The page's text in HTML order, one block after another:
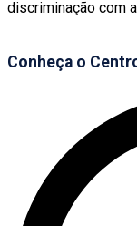
discriminação com
Conheça o